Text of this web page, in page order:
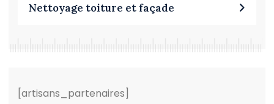
Nettoyage toiture et façade
[artisans_partenaires]